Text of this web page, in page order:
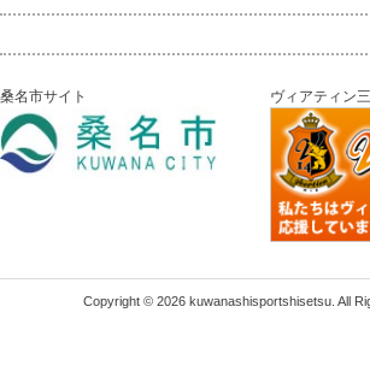
桑名市サイト ヴィアティン
Copyright © 2026 kuwanashisportshisetsu. All